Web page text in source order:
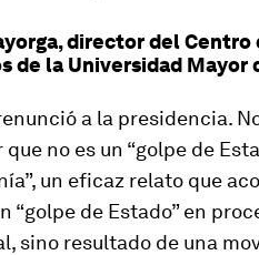
director del Centro
de la Universidad Mayor
a la presidencia.
no es un “golpe de
un eficaz relato que
“golpe de Estado” en
sino resultado de una